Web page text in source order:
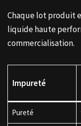
Chaque lot produit
liquide haute
commercialisation.
Impureté
Pureté